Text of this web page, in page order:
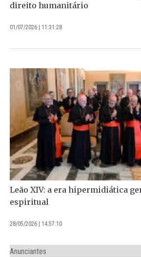
direito humanitário
01/07/2026 | 11:31:28
Leão XIV: a era hipermidiática
espiritual
28/05/2026 | 14:57:10
Anunciantes